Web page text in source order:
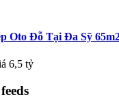
Oto Đỗ Tại Đa Sỹ
6,5 tỷ